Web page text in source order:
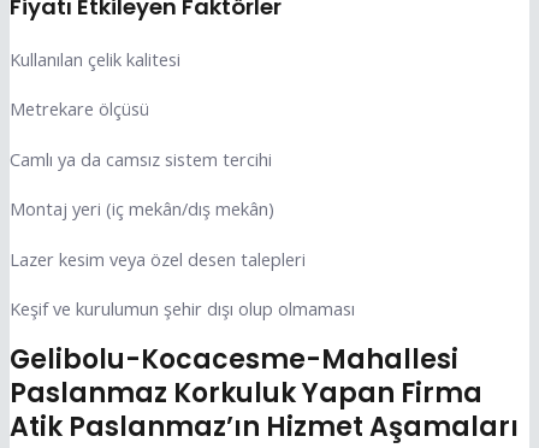
Fiyatı Etkileyen Faktörler
Kullanılan çelik kalitesi
Metrekare ölçüsü
Camlı ya da camsız sistem tercihi
Montaj yeri (iç mekân/dış mekân)
Lazer kesim veya özel desen talepleri
Keşif ve kurulumun şehir dışı olup olmaması
Gelibolu-Kocacesme-Mahallesi
Paslanmaz Korkuluk Yapan Firma
Atik Paslanmaz’ın Hizmet Aşamaları